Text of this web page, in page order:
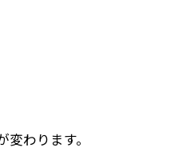
わります。